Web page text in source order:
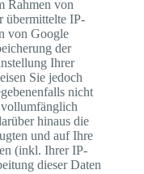
Rahmen von
übermittelte IP-
von Google
der
Ihrer
Sie jedoch
nicht
hinaus die
und auf Ihre
(inkl. Ihrer IP-
dieser Daten